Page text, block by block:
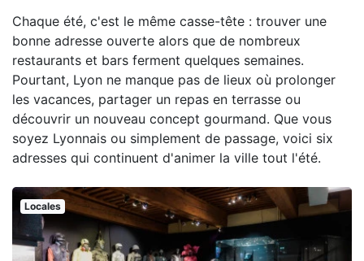
Chaque été, c'est le même casse-tête : trouver une
bonne adresse ouverte alors que de nombreux
restaurants et bars ferment quelques semaines.
Pourtant, Lyon ne manque pas de lieux où prolonger
les vacances, partager un repas en terrasse ou
découvrir un nouveau concept gourmand. Que vous
soyez Lyonnais ou simplement de passage, voici six
adresses qui continuent d'animer la ville tout l'été.
Locales